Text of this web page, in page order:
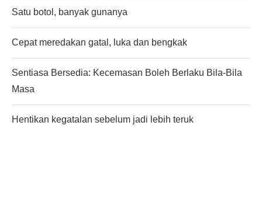
Satu botol, banyak gunanya
Cepat meredakan gatal, luka dan bengkak
Sentiasa Bersedia: Kecemasan Boleh Berlaku Bila-Bila
Masa
Hentikan kegatalan sebelum jadi lebih teruk